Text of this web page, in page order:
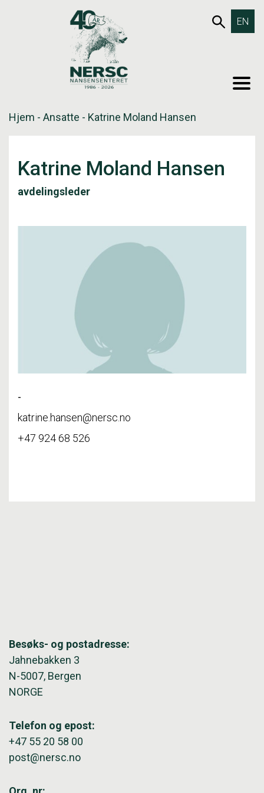
653SØK
EN
Hjem - Ansatte - Katrine Moland Hansen
Katrine Moland Hansen
avdelingsleder
-
katrine.hansen@nersc.no
+47 924 68 526
Besøks- og postadresse:
Jahnebakken 3
N-5007, Bergen
NORGE
Telefon og epost:
+47 55 20 58 00
post@nersc.no